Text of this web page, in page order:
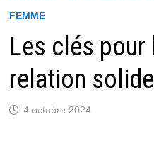
FEMME
Les clés pour
relation solide
4 octobre 2024